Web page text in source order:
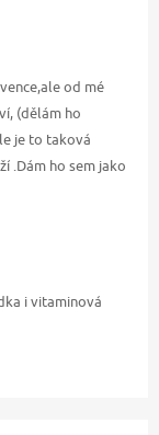
od mé
(dělám ho
je to taková
.Dám ho sem jako
i vitaminová